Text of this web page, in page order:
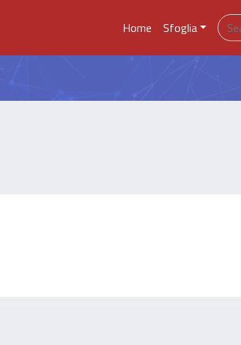
Home Sfoglia